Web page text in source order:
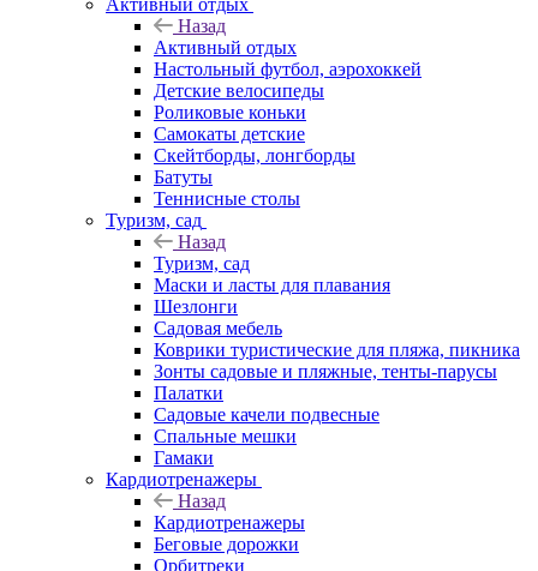
Активный отдых
Назад
Активный отдых
Настольный футбол, аэрохоккей
Детские велосипеды
Роликовые коньки
Самокаты детские
Скейтборды, лонгборды
Батуты
Теннисные столы
Туризм, сад
Назад
Туризм, сад
Маски и ласты для плавания
Шезлонги
Садовая мебель
Коврики туристические для пляжа, пикника
Зонты садовые и пляжные, тенты-парусы
Палатки
Садовые качели подвесные
Спальные мешки
Гамаки
Кардиотренажеры
Назад
Кардиотренажеры
Беговые дорожки
Орбитреки